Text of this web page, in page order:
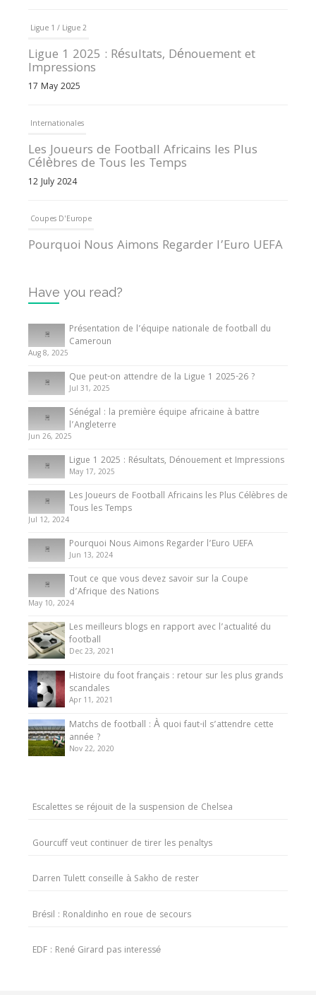
Ligue 1 / Ligue 2
Ligue 1 2025 : Résultats, Dénouement et
Impressions
17 May 2025
Internationales
Les Joueurs de Football Africains les Plus
Célèbres de Tous les Temps
12 July 2024
Coupes D'Europe
Pourquoi Nous Aimons Regarder l’Euro UEFA
Internationales
Tout ce que vous devez savoir sur la Coupe
d’Afrique des Nations
10 May 2024
Internationales
Présentation de l’équipe nationale de football
du Cameroun
8 August 2025
Have you read?
Présentation de l’équipe nationale de football du
Cameroun
Aug 8, 2025
Que peut-on attendre de la Ligue 1 2025-26 ?
Jul 31, 2025
Sénégal : la première équipe africaine à battre
l’Angleterre
Jun 26, 2025
Ligue 1 2025 : Résultats, Dénouement et Impressions
May 17, 2025
Les Joueurs de Football Africains les Plus Célèbres de
Tous les Temps
Jul 12, 2024
Pourquoi Nous Aimons Regarder l’Euro UEFA
Jun 13, 2024
Tout ce que vous devez savoir sur la Coupe
d’Afrique des Nations
May 10, 2024
Les meilleurs blogs en rapport avec l’actualité du
football
Dec 23, 2021
Histoire du foot français : retour sur les plus grands
scandales
Apr 11, 2021
Matchs de football : À quoi faut-il s’attendre cette
année ?
Nov 22, 2020
Escalettes se réjouit de la suspension de Chelsea
Gourcuff veut continuer de tirer les penaltys
Darren Tulett conseille à Sakho de rester
Brésil : Ronaldinho en roue de secours
EDF : René Girard pas interessé